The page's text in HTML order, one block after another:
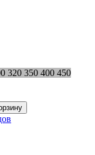
320 350 400 450